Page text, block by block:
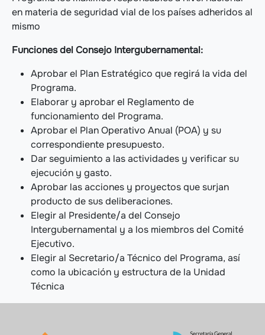
en materia de seguridad vial de los países adheridos al
mismo
Funciones del Consejo Intergubernamental:
Aprobar el Plan Estratégico que regirá la vida del
Programa.
Elaborar y aprobar el Reglamento de
funcionamiento del Programa.
Aprobar el Plan Operativo Anual (POA) y su
correspondiente presupuesto.
Dar seguimiento a las actividades y verificar su
ejecución y gasto.
Aprobar las acciones y proyectos que surjan
producto de sus deliberaciones.
Elegir al Presidente/a del Consejo
Intergubernamental y a los miembros del Comité
Ejecutivo.
Elegir al Secretario/a Técnico del Programa, así
como la ubicación y estructura de la Unidad
Técnica